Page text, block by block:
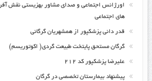
اورژانس اجتماعی و صدای مشاور بهزیستی نقش
های اجتماعی
قدر دانی پزشکپور از همشهریان گرگانی
گرگان مستحق پایتخت طبیعت گردی( اکوتوریسم)
علیرضا پزشکپور کد ۲۱۲
پیشنهاد بیمارستان تخصصی در گرگان